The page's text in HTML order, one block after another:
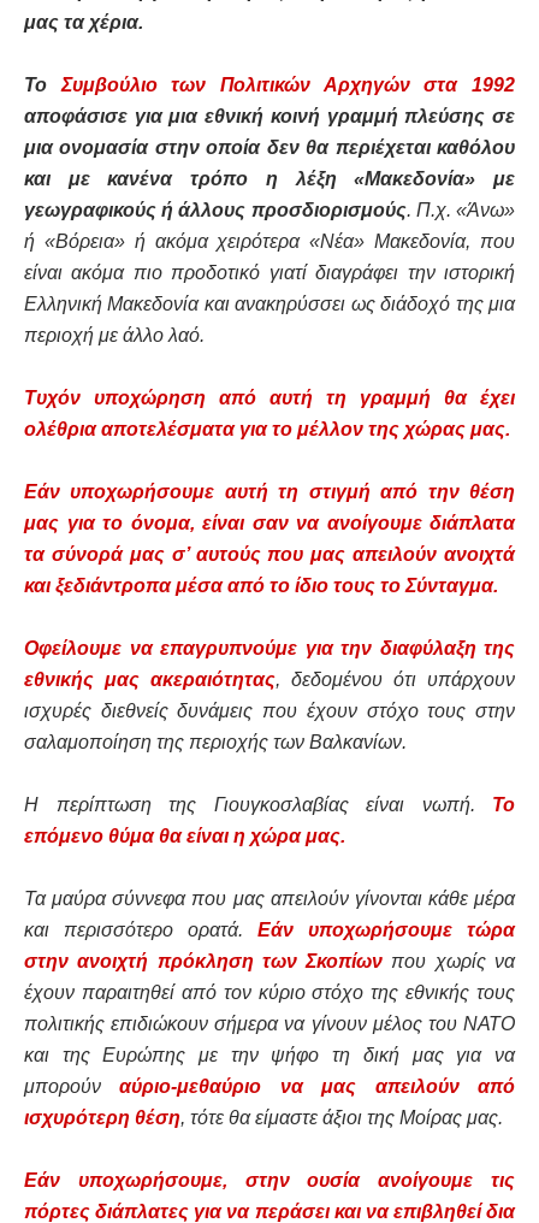
μας τα χέρια.
Το Συμβούλιο των Πολιτικών Αρχηγών στα 1992
αποφάσισε για μια εθνική κοινή γραμμή πλεύσης σε
μια ονομασία στην οποία δεν θα περιέχεται καθόλου
και με κανένα τρόπο η λέξη «Μακεδονία» με
γεωγραφικούς ή άλλους προσδιορισμούς. Π.χ. «Άνω»
ή «Βόρεια» ή ακόμα χειρότερα «Νέα» Μακεδονία, που
είναι ακόμα πιο προδοτικό γιατί διαγράφει την ιστορική
Ελληνική Μακεδονία και ανακηρύσσει ως διάδοχό της μια
περιοχή με άλλο λαό.
Τυχόν υποχώρηση από αυτή τη γραμμή θα έχει
ολέθρια αποτελέσματα για το μέλλον της χώρας μας.
Εάν υποχωρήσουμε αυτή τη στιγμή από την θέση
μας για το όνομα, είναι σαν να ανοίγουμε διάπλατα
τα σύνορά μας σ’ αυτούς που μας απειλούν ανοιχτά
και ξεδιάντροπα μέσα από το ίδιο τους το Σύνταγμα.
Οφείλουμε να επαγρυπνούμε για την διαφύλαξη της
εθνικής μας ακεραιότητας, δεδομένου ότι υπάρχουν
ισχυρές διεθνείς δυνάμεις που έχουν στόχο τους στην
σαλαμοποίηση της περιοχής των Βαλκανίων.
Η περίπτωση της Γιουγκοσλαβίας είναι νωπή. Το
επόμενο θύμα θα είναι η χώρα μας.
Τα μαύρα σύννεφα που μας απειλούν γίνονται κάθε μέρα
και περισσότερο ορατά. Εάν υποχωρήσουμε τώρα
στην ανοιχτή πρόκληση των Σκοπίων που χωρίς να
έχουν παραιτηθεί από τον κύριο στόχο της εθνικής τους
πολιτικής επιδιώκουν σήμερα να γίνουν μέλος του ΝΑΤΟ
και της Ευρώπης με την ψήφο τη δική μας για να
μπορούναύριο-μεθαύριο να μας απειλούν από
ισχυρότερη θέση, τότε θα είμαστε άξιοι της Μοίρας μας.
Εάν υποχωρήσουμε, στην ουσία ανοίγουμε τις
πόρτες διάπλατες για να περάσει και να επιβληθεί δια